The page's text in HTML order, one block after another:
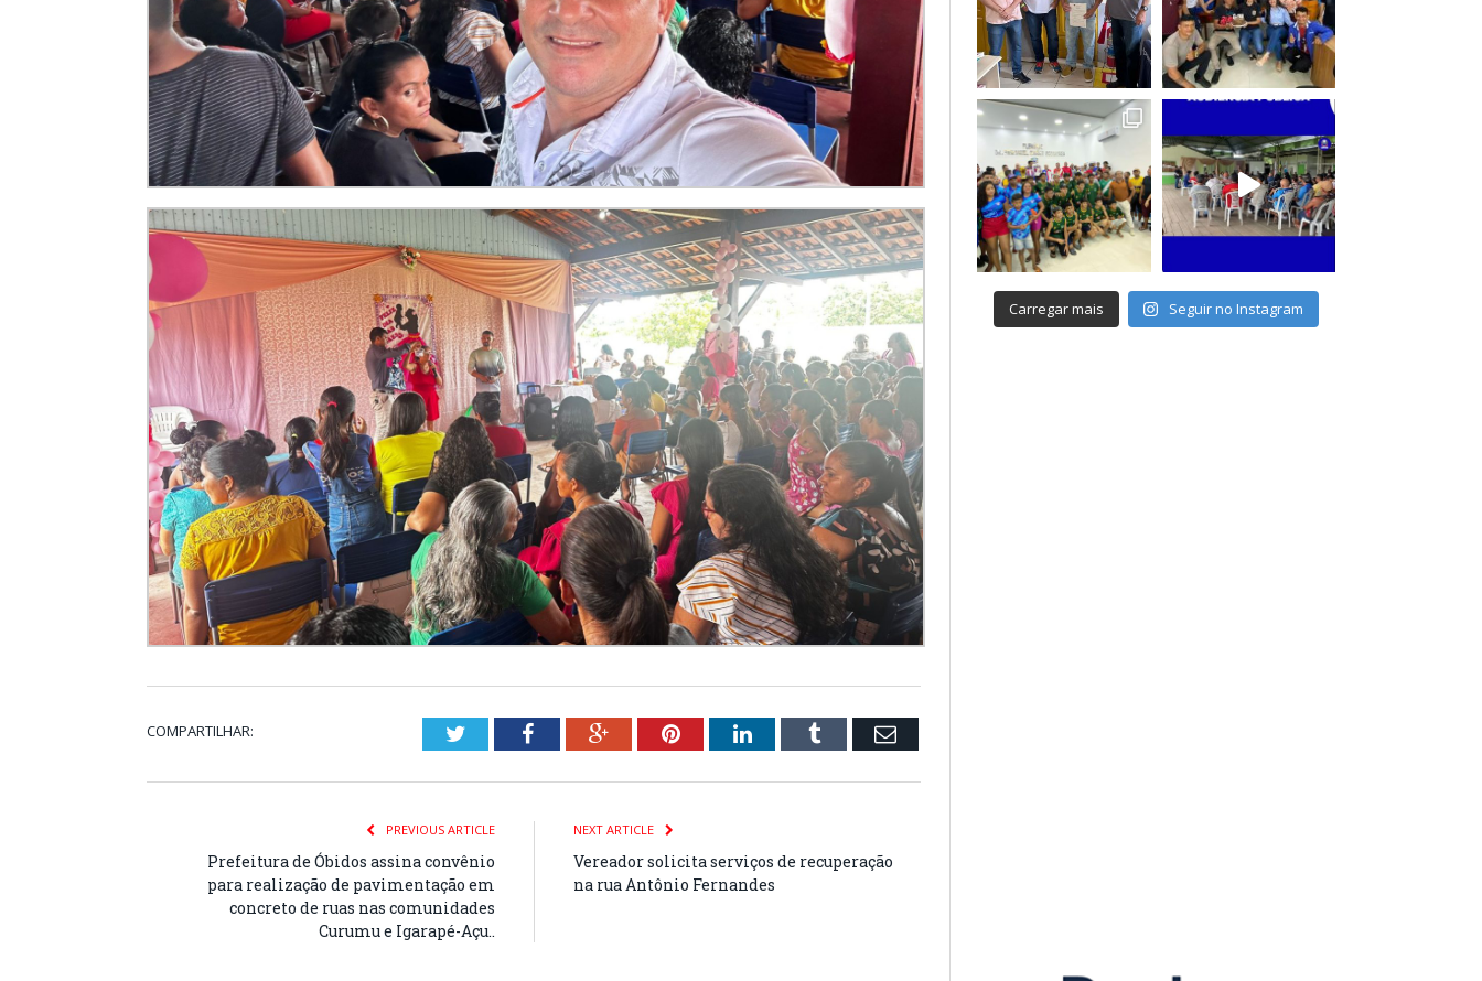
COMPARTILHAR: TwitterFacebookGoogle+PinterestLinkedInTumblr Email
PREVIOUS ARTICLE
Prefeitura de Óbidos assina convênio
para realização de pavimentação em
concreto de ruas nas comunidades
Curumu e Igarapé-Açu..
NEXT ARTICLE
Vereador solicita serviços de recuperação
na rua Antônio Fernandes
Carregar mais Seguir no Instagram